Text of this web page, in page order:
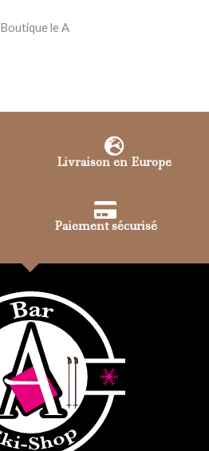
Boutique le A
Livraison en Europe
Paiement sécurisé